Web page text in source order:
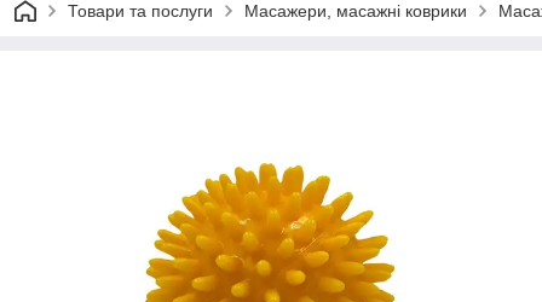
Товари та послуги Масажери, масажні коврики